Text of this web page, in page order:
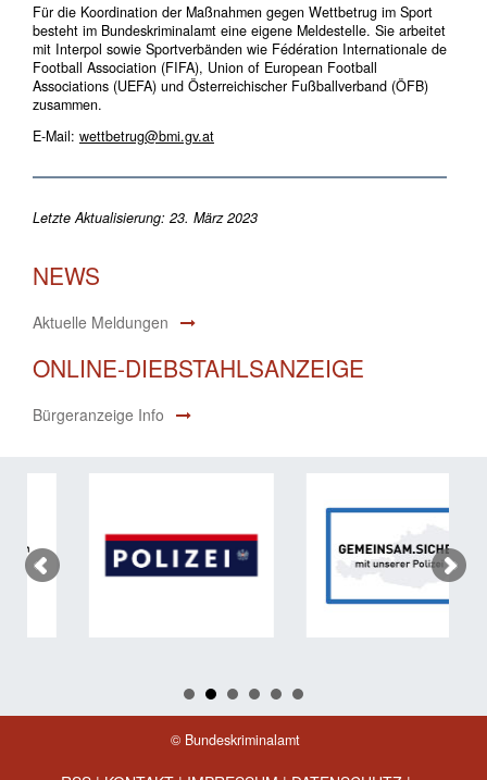
Für die Koordination der Maßnahmen gegen Wettbetrug im Sport
besteht im Bundeskriminalamt eine eigene Meldestelle. Sie arbeitet
mit Interpol sowie Sportverbänden wie Fédération Internationale de
Football Association (FIFA), Union of European Football
Associations (UEFA) und Österreichischer Fußballverband (ÖFB)
zusammen.
E-Mail: wettbetrug@bmi.gv.at
Letzte Aktualisierung: 23. März 2023
NEWS
Aktuelle Meldungen
ONLINE-DIEBSTAHLSANZEIGE
Bürgeranzeige Info
© Bundeskriminalamt